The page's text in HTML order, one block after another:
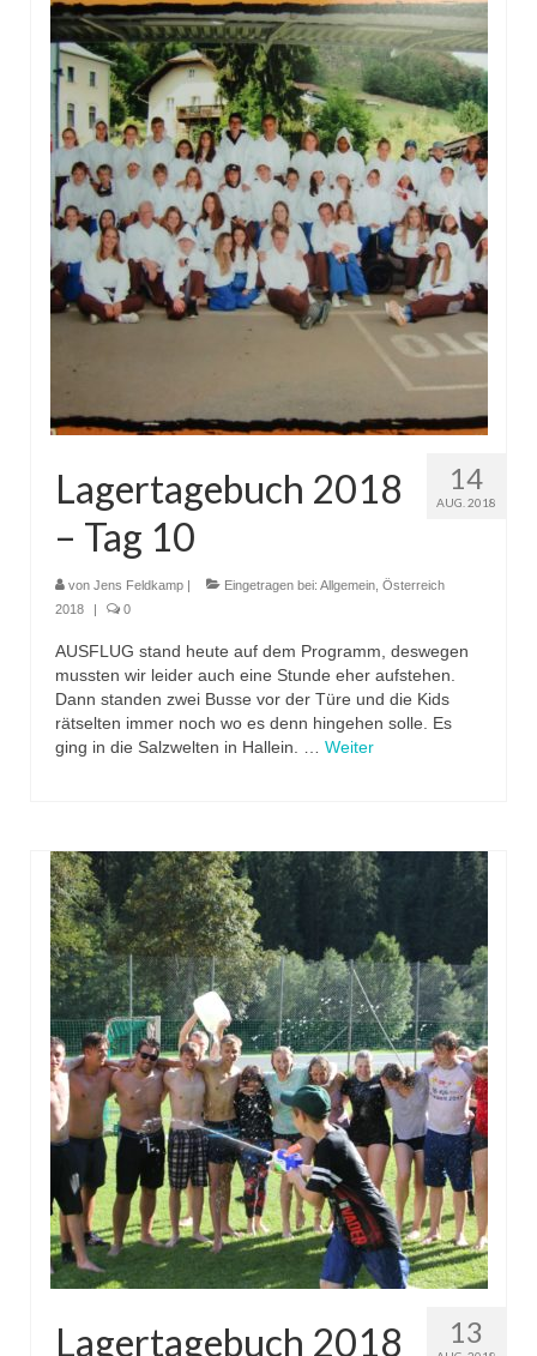
14
AUG. 2018
Lagertagebuch 2018
– Tag 10
von Jens Feldkamp | Eingetragen bei: Allgemein Österreich
2018
| 0
AUSFLUG stand heute auf dem Programm, deswegen
mussten wir leider auch eine Stunde eher aufstehen.
Dann standen zwei Busse vor der Türe und die Kids
rätselten immer noch wo es denn hingehen solle. Es
ging in die Salzwelten in Hallein. … Weiter
13
Lagertagebuch 2018